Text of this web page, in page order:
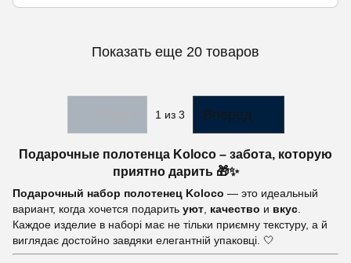
Показать еще 20 товаров
1 из 3 Вперед
Подарочные полотенца Koloco – забота, которую
приятно дарить 🎁✨
Подарочный набор полотенец Koloco — это идеальный
вариант, когда хочется подарить уют качество и вкус
Каждое изделие в наборі має не тільки приємну текстуру, а й
виглядає достойно завдяки елегантній упаковці. 🤍